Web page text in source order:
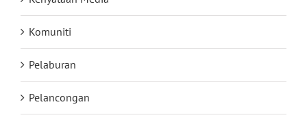
Komuniti
Pelaburan
Pelancongan